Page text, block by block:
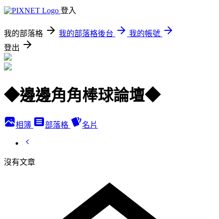
登入
我的部落格 我的部落格後台
我的帳號
登出
◆邊邊角角棒球論壇◆
相簿 部落格 名片
沒有文章